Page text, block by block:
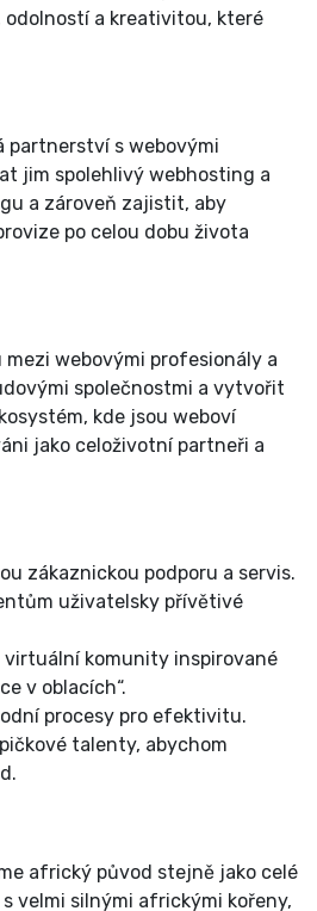
a kreativitou, které
partnerství s webovými
jim spolehlivý webhosting a
a zároveň zajistit, aby
po celou dobu života
webovými profesionály a
společnostmi a vytvořit
kde jsou weboví
jako celoživotní partneři a
zákaznickou podporu a servis.
uživatelsky přívětivé
komunity inspirované
v oblacích“.
procesy pro efektivitu.
talenty, abychom
africký původ stejně jako celé
velmi silnými africkými kořeny,